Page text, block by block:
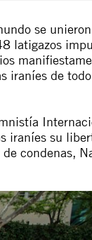
se
latigazos
iraníes de
iraníes su
condenas,